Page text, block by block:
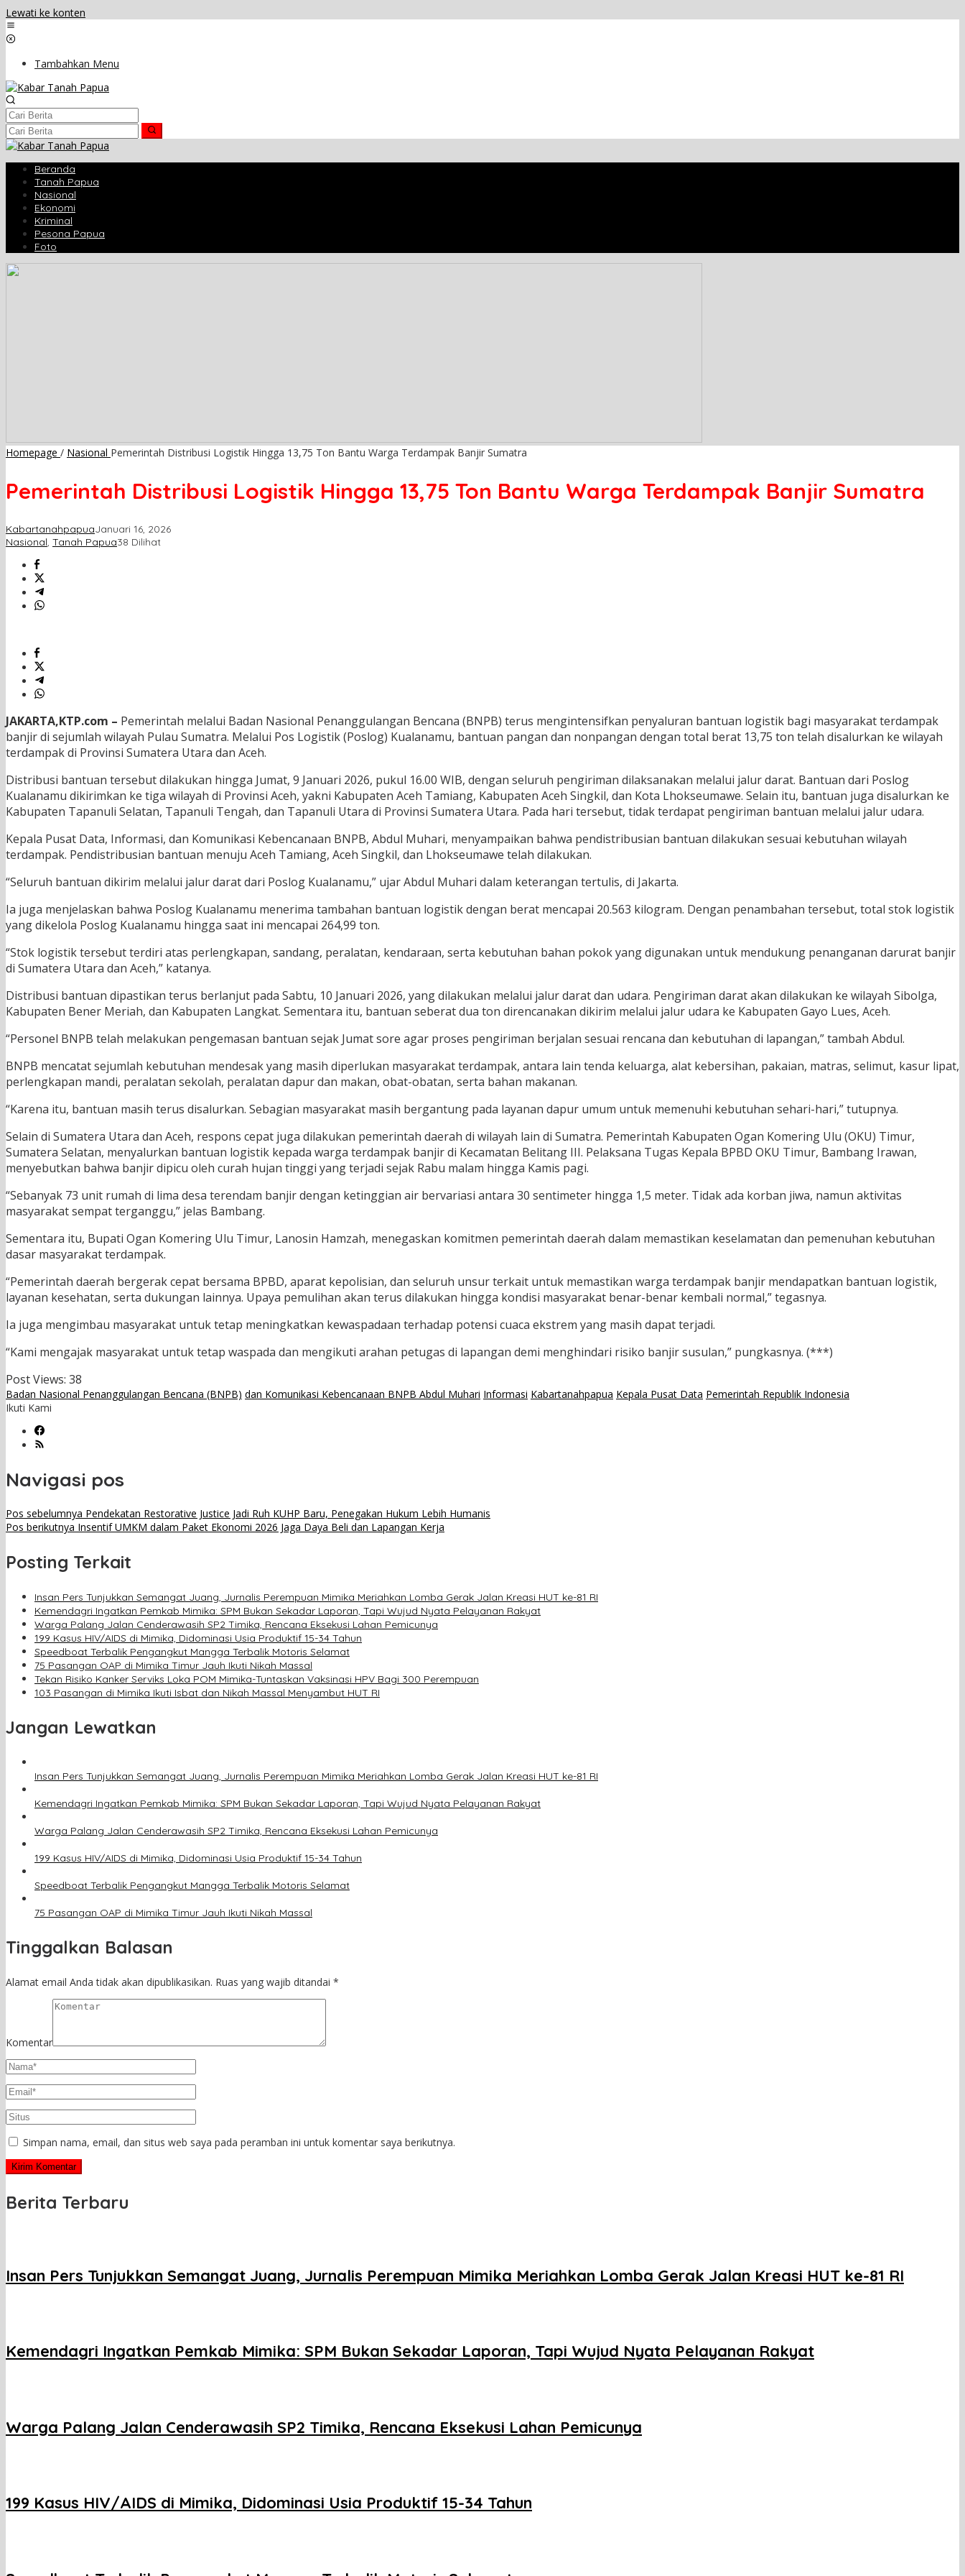
Lewati ke konten
Tambahkan Menu
Beranda
Tanah Papua
Nasional
Ekonomi
Kriminal
Pesona Papua
Foto
Homepage / Nasional Pemerintah Distribusi Logistik Hingga 13,75 Ton Bantu Warga Terdampak Banjir Sumatra
Pemerintah Distribusi Logistik Hingga 13,75 Ton Bantu Warga Terdampak Banjir Sumatra
KabartanahpapuaJanuari 16, 2026
Nasional, Tanah Papua38 Dilihat
JAKARTA,KTP.com – Pemerintah melalui Badan Nasional Penanggulangan Bencana (BNPB) terus mengintensifkan penyaluran bantuan logistik bagi masyarakat terdampak
banjir di sejumlah wilayah Pulau Sumatra. Melalui Pos Logistik (Poslog) Kualanamu, bantuan pangan dan nonpangan dengan total berat 13,75 ton telah disalurkan ke wilayah
terdampak di Provinsi Sumatera Utara dan Aceh.
Distribusi bantuan tersebut dilakukan hingga Jumat, 9 Januari 2026, pukul 16.00 WIB, dengan seluruh pengiriman dilaksanakan melalui jalur darat. Bantuan dari Poslog
Kualanamu dikirimkan ke tiga wilayah di Provinsi Aceh, yakni Kabupaten Aceh Tamiang, Kabupaten Aceh Singkil, dan Kota Lhokseumawe. Selain itu, bantuan juga disalurkan ke
Kabupaten Tapanuli Selatan, Tapanuli Tengah, dan Tapanuli Utara di Provinsi Sumatera Utara. Pada hari tersebut, tidak terdapat pengiriman bantuan melalui jalur udara.
Kepala Pusat Data, Informasi, dan Komunikasi Kebencanaan BNPB, Abdul Muhari, menyampaikan bahwa pendistribusian bantuan dilakukan sesuai kebutuhan wilayah
terdampak. Pendistribusian bantuan menuju Aceh Tamiang, Aceh Singkil, dan Lhokseumawe telah dilakukan.
“Seluruh bantuan dikirim melalui jalur darat dari Poslog Kualanamu,” ujar Abdul Muhari dalam keterangan tertulis, di Jakarta.
Ia juga menjelaskan bahwa Poslog Kualanamu menerima tambahan bantuan logistik dengan berat mencapai 20.563 kilogram. Dengan penambahan tersebut, total stok logistik
yang dikelola Poslog Kualanamu hingga saat ini mencapai 264,99 ton.
“Stok logistik tersebut terdiri atas perlengkapan, sandang, peralatan, kendaraan, serta kebutuhan bahan pokok yang digunakan untuk mendukung penanganan darurat banjir
di Sumatera Utara dan Aceh,” katanya.
Distribusi bantuan dipastikan terus berlanjut pada Sabtu, 10 Januari 2026, yang dilakukan melalui jalur darat dan udara. Pengiriman darat akan dilakukan ke wilayah Sibolga,
Kabupaten Bener Meriah, dan Kabupaten Langkat. Sementara itu, bantuan seberat dua ton direncanakan dikirim melalui jalur udara ke Kabupaten Gayo Lues, Aceh.
“Personel BNPB telah melakukan pengemasan bantuan sejak Jumat sore agar proses pengiriman berjalan sesuai rencana dan kebutuhan di lapangan,” tambah Abdul.
BNPB mencatat sejumlah kebutuhan mendesak yang masih diperlukan masyarakat terdampak, antara lain tenda keluarga, alat kebersihan, pakaian, matras, selimut, kasur lipat,
perlengkapan mandi, peralatan sekolah, peralatan dapur dan makan, obat-obatan, serta bahan makanan.
“Karena itu, bantuan masih terus disalurkan. Sebagian masyarakat masih bergantung pada layanan dapur umum untuk memenuhi kebutuhan sehari-hari,” tutupnya.
Selain di Sumatera Utara dan Aceh, respons cepat juga dilakukan pemerintah daerah di wilayah lain di Sumatra. Pemerintah Kabupaten Ogan Komering Ulu (OKU) Timur,
Sumatera Selatan, menyalurkan bantuan logistik kepada warga terdampak banjir di Kecamatan Belitang III. Pelaksana Tugas Kepala BPBD OKU Timur, Bambang Irawan,
menyebutkan bahwa banjir dipicu oleh curah hujan tinggi yang terjadi sejak Rabu malam hingga Kamis pagi.
“Sebanyak 73 unit rumah di lima desa terendam banjir dengan ketinggian air bervariasi antara 30 sentimeter hingga 1,5 meter. Tidak ada korban jiwa, namun aktivitas
masyarakat sempat terganggu,” jelas Bambang.
Sementara itu, Bupati Ogan Komering Ulu Timur, Lanosin Hamzah, menegaskan komitmen pemerintah daerah dalam memastikan keselamatan dan pemenuhan kebutuhan
dasar masyarakat terdampak.
“Pemerintah daerah bergerak cepat bersama BPBD, aparat kepolisian, dan seluruh unsur terkait untuk memastikan warga terdampak banjir mendapatkan bantuan logistik,
layanan kesehatan, serta dukungan lainnya. Upaya pemulihan akan terus dilakukan hingga kondisi masyarakat benar-benar kembali normal,” tegasnya.
Ia juga mengimbau masyarakat untuk tetap meningkatkan kewaspadaan terhadap potensi cuaca ekstrem yang masih dapat terjadi.
“Kami mengajak masyarakat untuk tetap waspada dan mengikuti arahan petugas di lapangan demi menghindari risiko banjir susulan,” pungkasnya. (***)
Post Views: 38
Badan Nasional Penanggulangan Bencana (BNPB) dan Komunikasi Kebencanaan BNPB Abdul Muhari Informasi Kabartanahpapua Kepala Pusat Data Pemerintah Republik Indonesia
Ikuti Kami
Navigasi pos
Pos sebelumnya Pendekatan Restorative Justice Jadi Ruh KUHP Baru, Penegakan Hukum Lebih Humanis
Pos berikutnya Insentif UMKM dalam Paket Ekonomi 2026 Jaga Daya Beli dan Lapangan Kerja
Posting Terkait
Insan Pers Tunjukkan Semangat Juang, Jurnalis Perempuan Mimika Meriahkan Lomba Gerak Jalan Kreasi HUT ke-81 RI
Kemendagri Ingatkan Pemkab Mimika: SPM Bukan Sekadar Laporan, Tapi Wujud Nyata Pelayanan Rakyat
Warga Palang Jalan Cenderawasih SP2 Timika, Rencana Eksekusi Lahan Pemicunya
199 Kasus HIV/AIDS di Mimika, Didominasi Usia Produktif 15-34 Tahun
Speedboat Terbalik Pengangkut Mangga Terbalik Motoris Selamat
75 Pasangan OAP di Mimika Timur Jauh Ikuti Nikah Massal
Tekan Risiko Kanker Serviks Loka POM Mimika-Tuntaskan Vaksinasi HPV Bagi 300 Perempuan
103 Pasangan di Mimika Ikuti Isbat dan Nikah Massal Menyambut HUT RI
Jangan Lewatkan
Insan Pers Tunjukkan Semangat Juang, Jurnalis Perempuan Mimika Meriahkan Lomba Gerak Jalan Kreasi HUT ke-81 RI
Kemendagri Ingatkan Pemkab Mimika: SPM Bukan Sekadar Laporan, Tapi Wujud Nyata Pelayanan Rakyat
Warga Palang Jalan Cenderawasih SP2 Timika, Rencana Eksekusi Lahan Pemicunya
199 Kasus HIV/AIDS di Mimika, Didominasi Usia Produktif 15-34 Tahun
Speedboat Terbalik Pengangkut Mangga Terbalik Motoris Selamat
75 Pasangan OAP di Mimika Timur Jauh Ikuti Nikah Massal
Tinggalkan Balasan
Alamat email Anda tidak akan dipublikasikan. Ruas yang wajib ditandai *
Komentar
Simpan nama, email, dan situs web saya pada peramban ini untuk komentar saya berikutnya.
Berita Terbaru
Insan Pers Tunjukkan Semangat Juang, Jurnalis Perempuan Mimika Meriahkan Lomba Gerak Jalan Kreasi HUT ke-81 RI
Kemendagri Ingatkan Pemkab Mimika: SPM Bukan Sekadar Laporan, Tapi Wujud Nyata Pelayanan Rakyat
Warga Palang Jalan Cenderawasih SP2 Timika, Rencana Eksekusi Lahan Pemicunya
199 Kasus HIV/AIDS di Mimika, Didominasi Usia Produktif 15-34 Tahun